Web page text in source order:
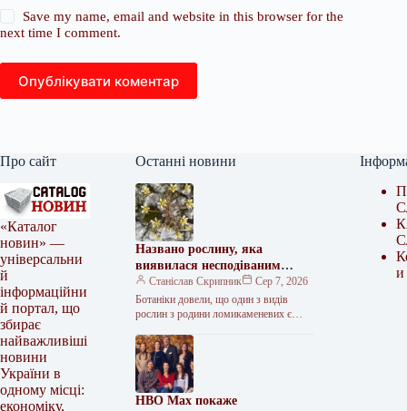
Save my name, email and website in this browser for the
next time I comment.
Опублікувати коментар
Про сайт
«Каталог
новин» —
універсальни
й
інформаційни
й портал, що
збирає
найважливіші
новини
України в
одному місці:
економіку,
Останні новини
Названо рослину, яка
виявилася несподіваним
хижаком
Станіслав Скрипник
Сер 7, 2026
Ботаніки довели, що один з видів
рослин з родини ломикаменевих є
Її рослина не просто випадково…
HBO Max покаже
и